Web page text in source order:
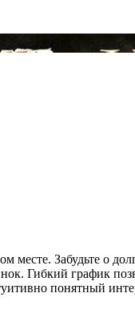
Забудьте о
Гибкий график
понятный